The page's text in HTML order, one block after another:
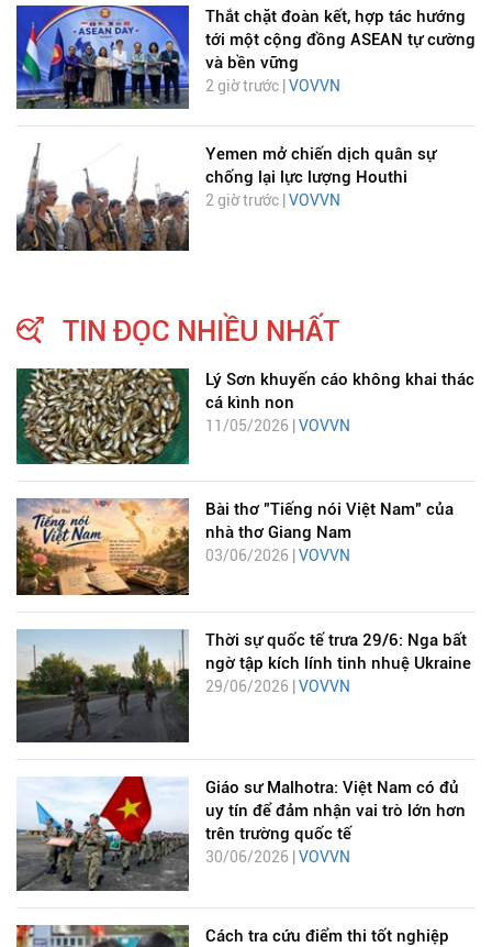
Thắt chặt đoàn kết, hợp tác hướng
tới một cộng đồng ASEAN tự cường
và bền vững
2 giờ trước |VOVVN
Yemen mở chiến dịch quân sự
chống lại lực lượng Houthi
2 giờ trước |VOVVN
TIN ĐỌC NHIỀU NHẤT
Lý Sơn khuyến cáo không khai thác
cá kình non
11/05/2026 | VOVVN
Bài thơ "Tiếng nói Việt Nam" của
nhà thơ Giang Nam
03/06/2026 | VOVVN
Thời sự quốc tế trưa 29/6: Nga bất
ngờ tập kích lính tinh nhuệ Ukraine
29/06/2026 | VOVVN
Giáo sư Malhotra: Việt Nam có đủ
uy tín để đảm nhận vai trò lớn hơn
trên trường quốc tế
30/06/2026 |VOVVN
Cách tra cứu điểm thi tốt nghiệp